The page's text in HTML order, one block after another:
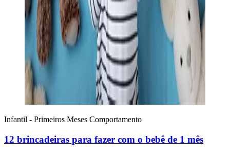
Infantil - Primeiros Meses Comportamento
12 brincadeiras para fazer com o bebê de 1 mês